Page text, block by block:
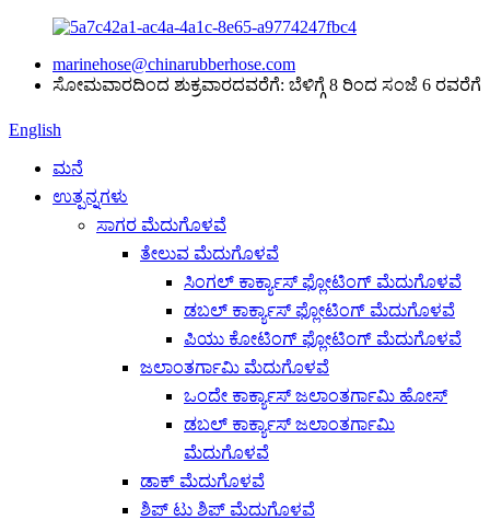
marinehose@chinarubberhose.com
ಸೋಮವಾರದಿಂದ ಶುಕ್ರವಾರದವರೆಗೆ: ಬೆಳಿಗ್ಗೆ 8 ರಿಂದ ಸಂಜೆ 6 ರವರೆಗೆ
English
ಮನೆ
ಉತ್ಪನ್ನಗಳು
ಸಾಗರ ಮೆದುಗೊಳವೆ
ತೇಲುವ ಮೆದುಗೊಳವೆ
ಸಿಂಗಲ್ ಕಾರ್ಕ್ಯಾಸ್ ಫ್ಲೋಟಿಂಗ್ ಮೆದುಗೊಳವೆ
ಡಬಲ್ ಕಾರ್ಕ್ಯಾಸ್ ಫ್ಲೋಟಿಂಗ್ ಮೆದುಗೊಳವೆ
ಪಿಯು ಕೋಟಿಂಗ್ ಫ್ಲೋಟಿಂಗ್ ಮೆದುಗೊಳವೆ
ಜಲಾಂತರ್ಗಾಮಿ ಮೆದುಗೊಳವೆ
ಒಂದೇ ಕಾರ್ಕ್ಯಾಸ್ ಜಲಾಂತರ್ಗಾಮಿ ಹೋಸ್
ಡಬಲ್ ಕಾರ್ಕ್ಯಾಸ್ ಜಲಾಂತರ್ಗಾಮಿ
ಮೆದುಗೊಳವೆ
ಡಾಕ್ ಮೆದುಗೊಳವೆ
ಶಿಪ್ ಟು ಶಿಪ್ ಮೆದುಗೊಳವೆ